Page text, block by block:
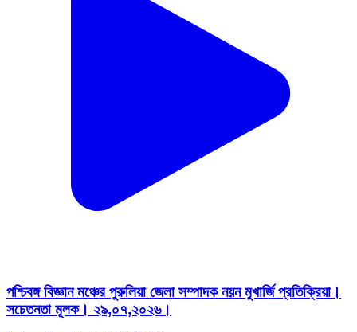
পশ্চিবঙ্গ বিজ্ঞান মঞ্চের পুরুলিয়া জেলা সম্পাদক নয়ন মুখার্জি প্রতিক্রিয়া।
সচেতনতা মূলক। ২৯,০৭,২০২৬।